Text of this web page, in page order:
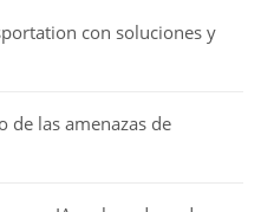
con soluciones y
de las amenazas de